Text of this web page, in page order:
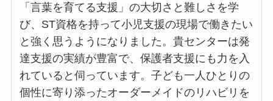
「言葉を育てる支援」の大切さと難しさを学
び、ST資格を持って小児支援の現場で働きたい
と強く思うようになりました。貴センターは発
達支援の実績が豊富で、保護者支援にも力を入
れていると伺っています。子ども一人ひとりの
個性に寄り添ったオーダーメイドのリハビリを